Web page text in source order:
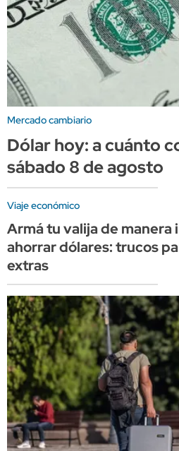
Mercado cambiario
Dólar hoy: a cuánto
sábado 8 de agosto
Viaje económico
Armá tu valija de
ahorrar dólares: trucos
extras